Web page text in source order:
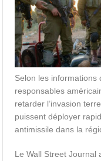
Selon les informations
responsables
retarder l’invasion
puissent déployer
antimissile dans la
Le Wall Street Journal